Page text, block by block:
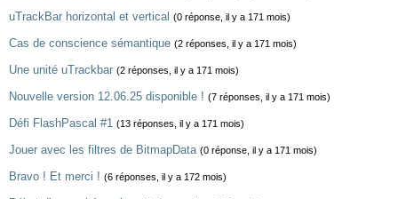
uTrackBar horizontal et vertical (0 réponse, il y a 171 mois)
Cas de conscience sémantique (2 réponses, il y a 171 mois)
Une unité uTrackbar (2 réponses, il y a 171 mois)
Nouvelle version 12.06.25 disponible ! (7 réponses, il y a 171 mois)
Défi FlashPascal #1 (13 réponses, il y a 171 mois)
Jouer avec les filtres de BitmapData (0 réponse, il y a 171 mois)
Bravo ! Et merci ! (6 réponses, il y a 172 mois)